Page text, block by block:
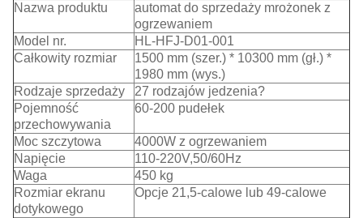
Nazwa produktu
automat do sprzedaży mrożonek z
ogrzewaniem
Model nr.
HL-HFJ-D01-001
Całkowity rozmiar
1500 mm (szer.) * 10300 mm (gł.) *
1980 mm (wys.)
Rodzaje sprzedaży
27 rodzajów jedzenia?
Pojemność
przechowywania
60-200 pudełek
Moc szczytowa
4000W z ogrzewaniem
Napięcie
110-220V,50/60Hz
Waga
450 kg
Rozmiar ekranu
dotykowego
Opcje 21,5-calowe lub 49-calowe